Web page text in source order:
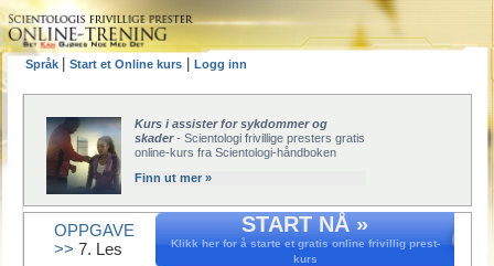
Språk Start et Online kurs Logg inn
Kurs i assister for sykdommer og
skader- Scientologi frivillige presters gratis
online-kurs fra Scientologi-håndboken
Finn ut mer »
START NÅ »
Klikk her for å starte et gratis online frivillig prest-
kurs
OPPGAVE
>> 7. Les